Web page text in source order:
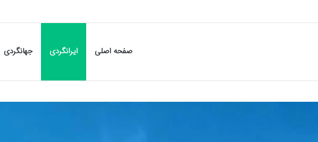
صفحه اصلی ایرانگردی جهانگردی